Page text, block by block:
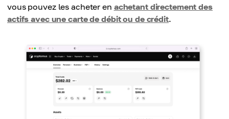
vous pouvez les acheter en achetant directement des
actifs avec une carte de débit ou de crédit.